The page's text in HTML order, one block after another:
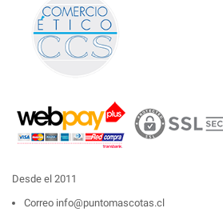
Desde el 2011
Correo info@puntomascotas.cl